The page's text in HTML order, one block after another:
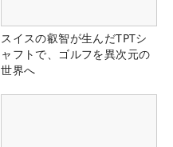
スイスの叡智が生んだTPTシ
ャフトで、ゴルフを異次元の
世界へ